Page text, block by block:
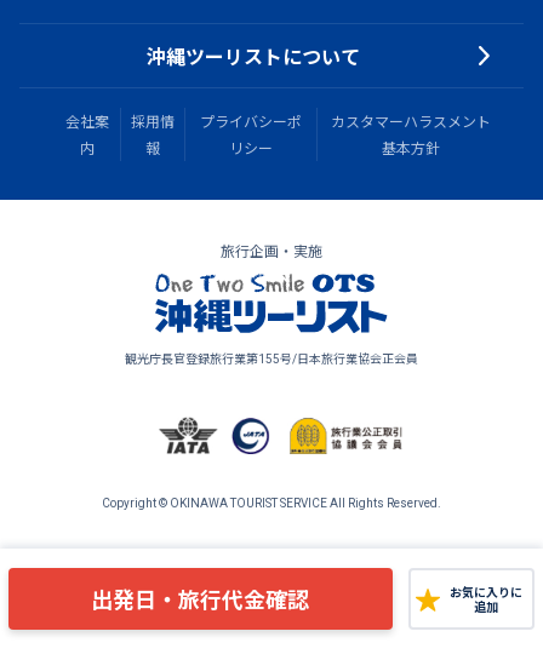
出発日・旅行代金確認
お気に入りに
追加
沖縄ツーリストについて
会社案
内
採用情
報
プライバシーポ
リシー
カスタマーハラスメント
基本方針
旅行企画・実施
観光庁長官登録旅行業第155号/日本旅行業協会正会員
Copyright © OKINAWA TOURIST SERVICE All Rights Reserved.